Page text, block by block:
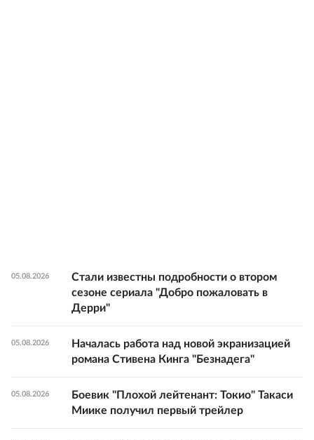
05.08.2026
Стали известны подробности о втором
сезоне сериала "Добро пожаловать в
Дерри"
05.08.2026
Началась работа над новой экранизацией
романа Стивена Кинга "Безнадега"
05.08.2026
Боевик "Плохой лейтенант: Токио" Такаси
Миике получил первый трейлер